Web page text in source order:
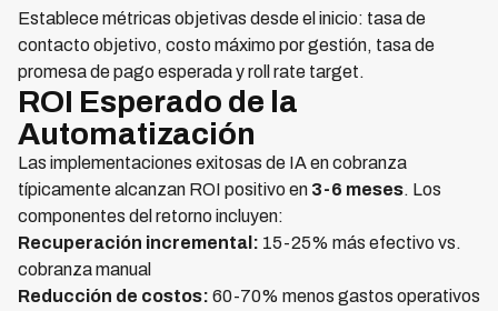
Establece métricas objetivas desde el inicio: tasa de
contacto objetivo, costo máximo por gestión, tasa de
promesa de pago esperada y roll rate target.
ROI Esperado de la
Automatización
Las implementaciones exitosas de IA en cobranza
típicamente alcanzan ROI positivo en 3-6 meses. Los
componentes del retorno incluyen:
Recuperación incremental: 15-25% más efectivo vs.
cobranza manual
Reducción de costos: 60-70% menos gastos operativos